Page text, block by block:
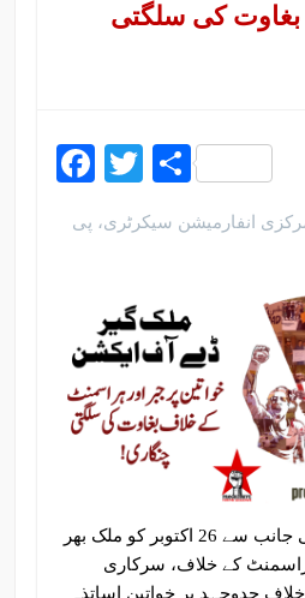
کی سلگتی
Facebook
Twitter
Share
انفارمیشن سیکرٹری، پی
پروگریسو یوتھ الائنس کی جانب سے 26 اکتوبر کو ملک بھر
کے خلاف، سرکاری
جدوجہد پر خواتین اساتذہ